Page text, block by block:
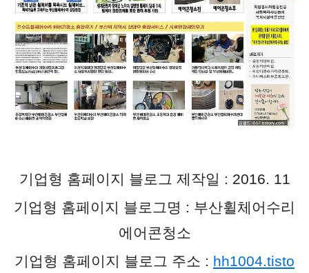
기업형 홈페이지 블로그 제작일 : 2016. 11
기업형 홈페이지 블로그명 : 부산휠체어수리
에어콘청소
기업형 홈페이지 블로그 주소 : hh1004.tisto